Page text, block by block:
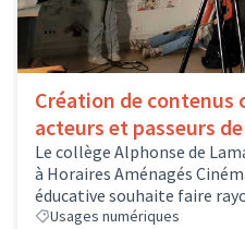
Création de contenus
acteurs et passeurs
Le collège Alphonse de
à Horaires Aménagés
éducative souhaite faire
Usages numériques